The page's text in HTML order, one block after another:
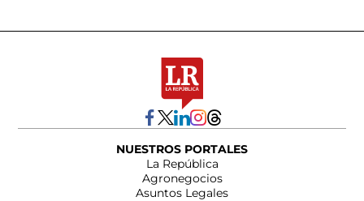
NUESTROS PORTALES
La República
Agronegocios
Asuntos Legales